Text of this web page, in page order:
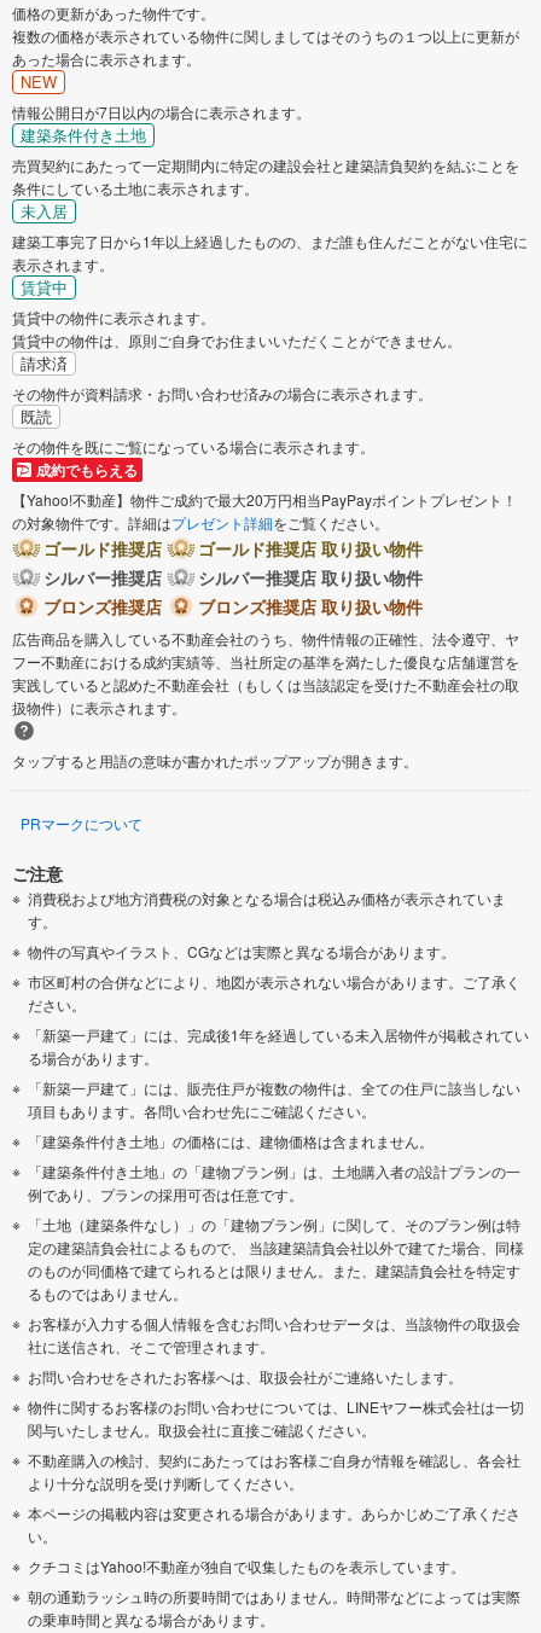
価格の更新があった物件です。
複数の価格が表示されている物件に関しましてはそのうちの１つ以上に更新が
あった場合に表示されます。
NEW
情報公開日が7日以内の場合に表示されます。
建築条件付き土地
売買契約にあたって一定期間内に特定の建設会社と建築請負契約を結ぶことを
条件にしている土地に表示されます。
未入居
建築工事完了日から1年以上経過したものの、まだ誰も住んだことがない住宅に
表示されます。
賃貸中
賃貸中の物件に表示されます。
賃貸中の物件は、原則ご自身でお住まいいただくことができません。
請求済
その物件が資料請求・お問い合わせ済みの場合に表示されます。
既読
その物件を既にご覧になっている場合に表示されます。
成約でもらえる
【Yahoo!不動産】物件ご成約で最大20万円相当PayPayポイントプレゼント！
の対象物件です。詳細はプレゼント詳細をご覧ください。
ゴールド推奨店
ゴールド推奨店 取り扱い物件
シルバー推奨店
シルバー推奨店 取り扱い物件
ブロンズ推奨店
ブロンズ推奨店 取り扱い物件
広告商品を購入している不動産会社のうち、物件情報の正確性、法令遵守、ヤ
フー不動産における成約実績等、当社所定の基準を満たした優良な店舗運営を
実践していると認めた不動産会社（もしくは当該認定を受けた不動産会社の取
扱物件）に表示されます。
タップすると用語の意味が書かれたポップアップが開きます。
PRマークについて
ご注意
消費税および地方消費税の対象となる場合は税込み価格が表示されていま
す。
物件の写真やイラスト、CGなどは実際と異なる場合があります。
市区町村の合併などにより、地図が表示されない場合があります。ご了承く
ださい。
「新築一戸建て」には、完成後1年を経過している未入居物件が掲載されてい
る場合があります。
「新築一戸建て」には、販売住戸が複数の物件は、全ての住戸に該当しない
項目もあります。各問い合わせ先にご確認ください。
「建築条件付き土地」の価格には、建物価格は含まれません。
「建築条件付き土地」の「建物プラン例」は、土地購入者の設計プランの一
例であり、プランの採用可否は任意です。
「土地（建築条件なし）」の「建物プラン例」に関して、そのプラン例は特
定の建築請負会社によるもので、 当該建築請負会社以外で建てた場合、同様
のものが同価格で建てられるとは限りません。また、建築請負会社を特定す
るものではありません。
お客様が入力する個人情報を含むお問い合わせデータは、当該物件の取扱会
社に送信され、そこで管理されます。
お問い合わせをされたお客様へは、取扱会社がご連絡いたします。
物件に関するお客様のお問い合わせについては、LINEヤフー株式会社は一切
関与いたしません。取扱会社に直接ご確認ください。
不動産購入の検討、契約にあたってはお客様ご自身が情報を確認し、各会社
より十分な説明を受け判断してください。
本ページの掲載内容は変更される場合があります。あらかじめご了承くださ
い。
クチコミはYahoo!不動産が独自で収集したものを表示しています。
朝の通勤ラッシュ時の所要時間ではありません。時間帯などによっては実際
の乗車時間と異なる場合があります。